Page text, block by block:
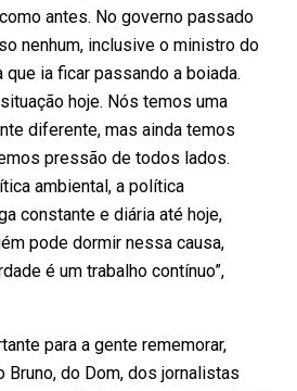
antes. No governo passado
nenhum, inclusive o ministro do
ia ficar passando a boiada.
hoje. Nós temos uma
diferente, mas ainda temos
pressão de todos lados.
ambiental, a política
constante e diária até hoje,
pode dormir nessa causa,
é um trabalho contínuo”,
para a gente rememorar,
Bruno, do Dom, dos jornalistas